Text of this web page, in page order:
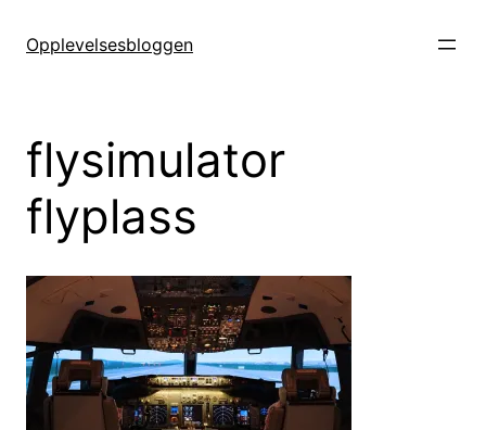
Opplevelsesbloggen
flysimulator
flyplass